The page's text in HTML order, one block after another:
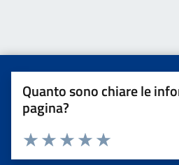
Quanto sono chiare le
pagina?
Valuta da 1 a 5 stelle la pagina
Valuta 5 stelle
Valuta 4 stelle su 5
Valuta 3 stelle su 5
Valuta 2 stelle su 5
Valuta una stella su 5